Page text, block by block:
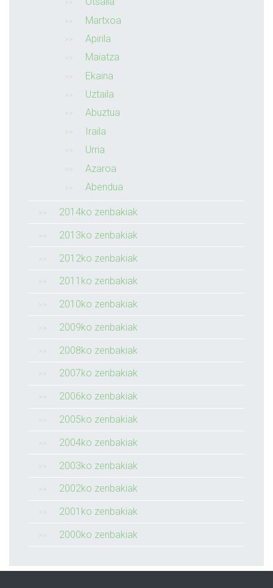
Martxoa
Apirila
Maiatza
Ekaina
Uztaila
Abuztua
Iraila
Urria
Azaroa
Abendua
2014ko zenbakiak
2013ko zenbakiak
2012ko zenbakiak
2011ko zenbakiak
2010ko zenbakiak
2009ko zenbakiak
2008ko zenbakiak
2007ko zenbakiak
2006ko zenbakiak
2005ko zenbakiak
2004ko zenbakiak
2003ko zenbakiak
2002ko zenbakiak
2001ko zenbakiak
2000ko zenbakiak